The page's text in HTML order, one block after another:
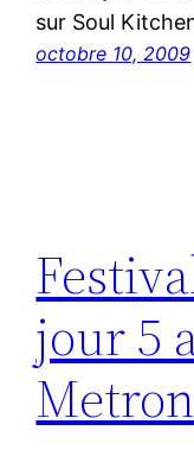
sur Soul
octobre 10, 2009
jour 5